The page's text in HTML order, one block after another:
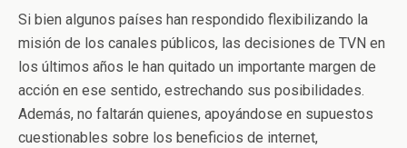
Si bien algunos países han respondido flexibilizando la
misión de los canales públicos, las decisiones de TVN en
los últimos años le han quitado un importante margen de
acción en ese sentido, estrechando sus posibilidades.
Además, no faltarán quienes, apoyándose en supuestos
cuestionables sobre los beneficios de internet,